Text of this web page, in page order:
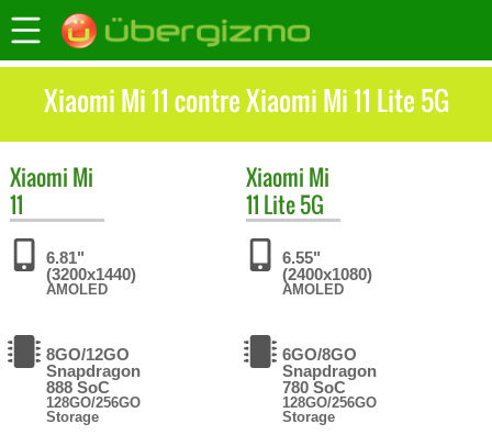
Xiaomi Mi 11 contre Xiaomi Mi 11 Lite 5G
Xiaomi Mi
11
6.81"
(3200x1440)
AMOLED
8GO/12GO
Snapdragon
888 SoC
128GO/256GO
Storage
Xiaomi Mi
11 Lite 5G
6.55"
(2400x1080)
AMOLED
6GO/8GO
Snapdragon
780 SoC
128GO/256GO
Storage